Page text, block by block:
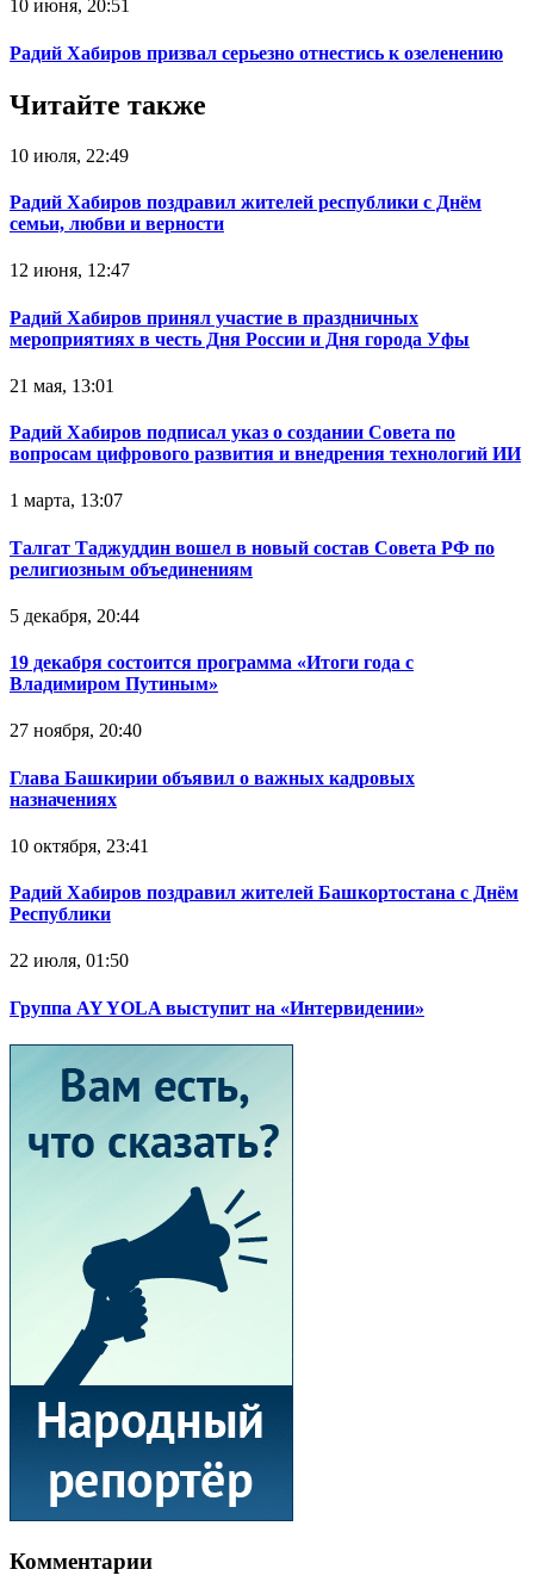
10 июня, 20:51
Радий Хабиров призвал серьезно отнестись к озеленению
Читайте также
10 июля, 22:49
Радий Хабиров поздравил жителей республики с Днём
семьи, любви и верности
12 июня, 12:47
Радий Хабиров принял участие в праздничных
мероприятиях в честь Дня России и Дня города Уфы
21 мая, 13:01
Радий Хабиров подписал указ о создании Совета по
вопросам цифрового развития и внедрения технологий ИИ
1 марта, 13:07
Талгат Таджуддин вошел в новый состав Совета РФ по
религиозным объединениям
5 декабря, 20:44
19 декабря состоится программа «Итоги года с
Владимиром Путиным»
27 ноября, 20:40
Глава Башкирии объявил о важных кадровых
назначениях
10 октября, 23:41
Радий Хабиров поздравил жителей Башкортостана с Днём
Республики
22 июля, 01:50
Группа AY YOLA выступит на «Интервидении»
Комментарии